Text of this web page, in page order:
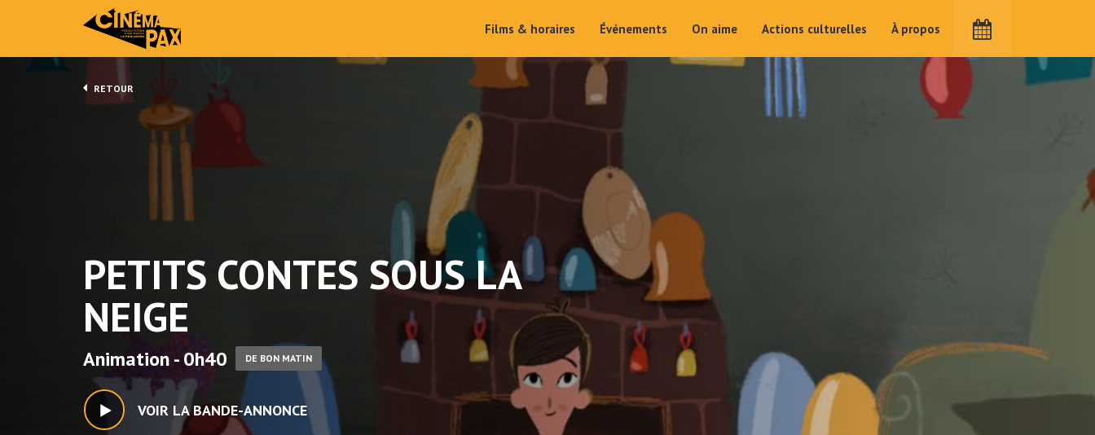
Films & horaires Événements On aime Actions culturelles À propos
RETOUR
PETITS CONTES SOUS LA
NEIGE
Animation - 0h40 DE BON MATIN
VOIR LA BANDE-ANNONCE